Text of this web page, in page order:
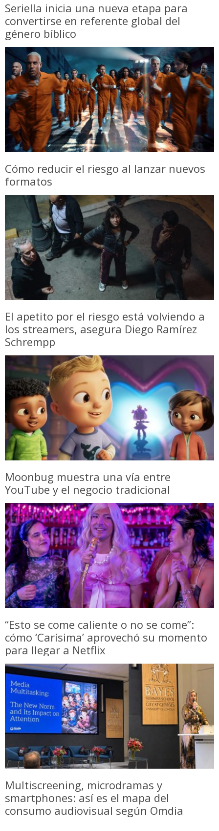
Seriella inicia una nueva etapa para
convertirse en referente global del
género bíblico
Cómo reducir el riesgo al lanzar nuevos
formatos
El apetito por el riesgo está volviendo a
los streamers, asegura Diego Ramírez
Schrempp
Moonbug muestra una vía entre
YouTube y el negocio tradicional
“Esto se come caliente o no se come”:
cómo ‘Carísima’ aprovechó su momento
para llegar a Netflix
Multiscreening, microdramas y
smartphones: así es el mapa del
consumo audiovisual según Omdia